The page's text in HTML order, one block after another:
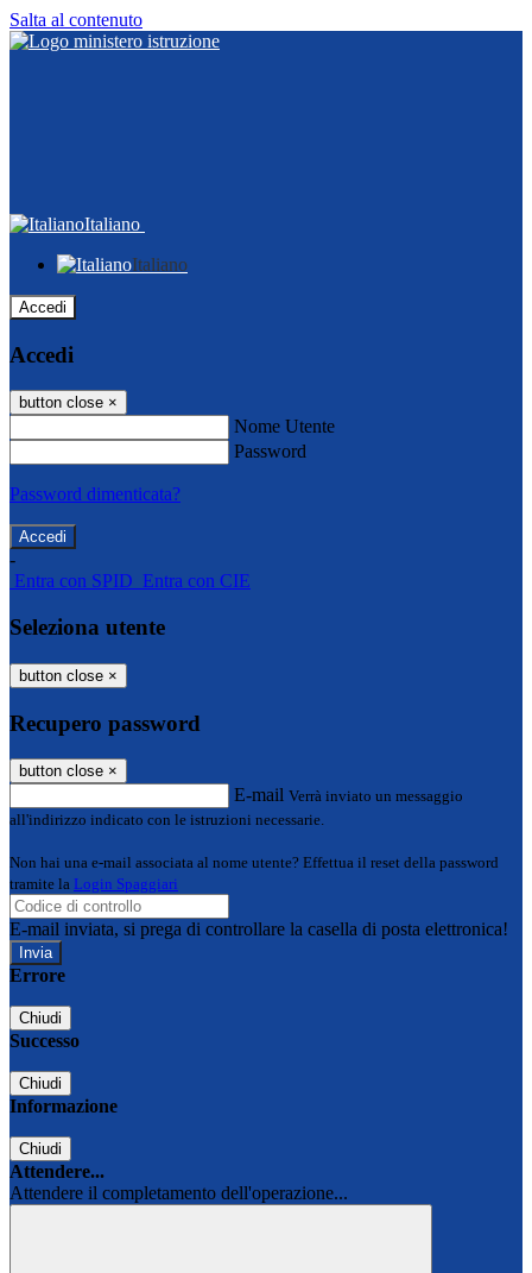
Salta al contenuto
Italiano
Italiano
Accedi
Accedi
button close ×
Nome Utente
Password
Password dimenticata?
-
Entra con SPID Entra con CIE
Seleziona utente
button close ×
Recupero password
button close ×
E-mail Verrà inviato un messaggio
all'indirizzo indicato con le istruzioni necessarie.
Non hai una e-mail associata al nome utente? Effettua il reset della password
tramite la Login Spaggiari
E-mail inviata, si prega di controllare la casella di posta elettronica!
Errore
Chiudi
Successo
Chiudi
Informazione
Chiudi
Attendere...
Attendere il completamento dell'operazione...